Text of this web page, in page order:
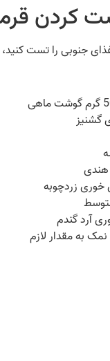
کردن
جنوبی را تست
زردچوبه
به مقدار لازم